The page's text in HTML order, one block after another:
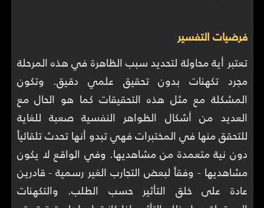
فرضيات التفسير
تعتبر أية محاولة لتحديد سبب الظاهرة في هذه المرحلة
مجرد تكهنات بدون تحقيق علمي دقيق. وتكون
المشكلة مع مثل هذه التحقيقات كما هو الحال مع
العديد من أشكال الظواهر النفسية صعبة للغاية
للتحقق منها في المختبرات فهي تبدو أنها تحدث تلقائياً
دون نية متعمدة من مشاهديها. وفي الواقع لا يكون
مشاهديها - وفقاً لبعض التجارب الغير رسمية - قادرين
عادة على خلق التأثير حسب الطلب. والتكهنات